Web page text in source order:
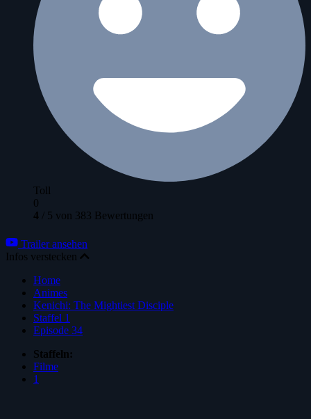
Toll
0
4 / 5 von 383 Bewertungen
Trailer ansehen
Infos verstecken
Home
Animes
Kenichi: The Mightiest Disciple
Staffel 1
Episode 34
Staffeln:
Filme
1